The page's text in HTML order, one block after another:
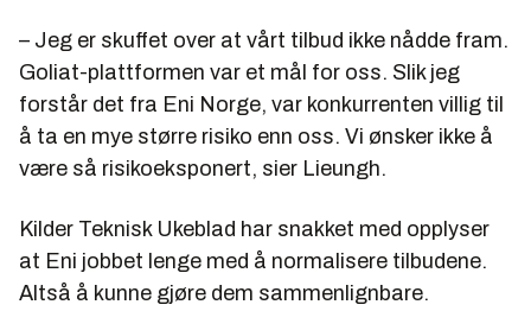
Omsetning 54 077 58 252
Driftsutg (49 709) (54870)
Driftsresultat 4 368
Finansomkostn, avskr (1 160) (1 278)
Resultat før skatt 3 208 2 103
– Jeg er skuffet over at vårt tilbud ikke nådde fram.
Goliat-plattformen var et mål for oss. Slik jeg
forstår det fra Eni Norge, var konkurrenten villig til
å ta en mye større risiko enn oss. Vi ønsker ikke å
være så risikoeksponert, sier Lieungh.
Kilder Teknisk Ukeblad har snakket med opplyser
at Eni jobbet lenge med å normalisere tilbudene.
Altså å kunne gjøre dem sammenlignbare.